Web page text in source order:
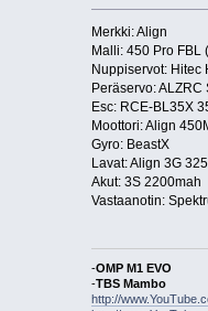
Merkki: Align
Malli: 450 Pro FBL
Nuppiservot: Hitec
Peräservo:
Esc: RCE-BL35X
Moottori: Align
Gyro: BeastX
Lavat: Align 3G 325
Akut: 3S 2200mah
Vastaanotin:
-OMP M1 EVO
-TBS Mambo
http://